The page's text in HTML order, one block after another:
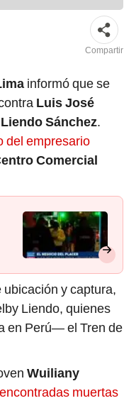
Compartir
informó que se
Luis José
Sánchez.
del empresario
Comercial
y captura,
Liendo, quienes
en Perú— el Tren de
Wuiliany
encontradas muertas